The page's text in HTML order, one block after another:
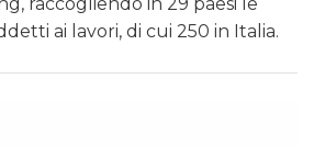
ai lavori, di cui 250 in Italia.